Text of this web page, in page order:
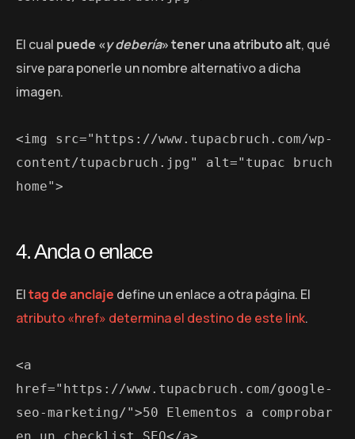
El cual puede «y debería» tener una atributo alt, qué
sirve para ponerle un nombre alternativo a dicha
imagen.
<img src="https://www.tupacbruch.com/wp-
content/tupacbruch.jpg" alt="tupac bruch
home">
4. Ancla o enlace
Eltag de anclaje define un enlace a otra página. El
atributo «href» determina el destino de este link.
<a
href="https://www.tupacbruch.com/google-
seo-marketing/">50 Elementos a comprobar
en un checklist SEO</a>